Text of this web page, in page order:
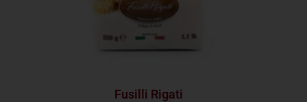
Fusilli Rigati